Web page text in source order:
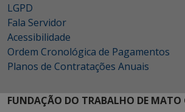
LGPD
Fala Servidor
Acessibilidade
Ordem Cronológica de Pagamentos
Planos de Contratações Anuais
FUNDAÇÃO DO TRABALHO DE MATO